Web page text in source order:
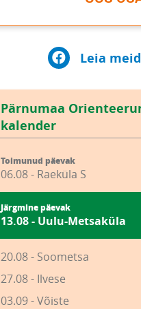
Leia
Pärnumaa
kalender
Toimunud päevak
06.08 - Raeküla S
Järgmine päevak
13.08 - Uulu-Metsaküla
20.08 - Soometsa
27.08 - Ilvese
03.09 - Võiste